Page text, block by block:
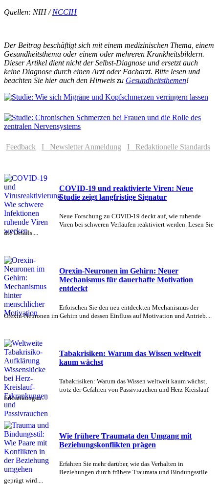
Quellen: NIH /NCCIH
Der Beitrag beschäftigt sich mit einem medizinischen Thema, einem
Gesundheitsthema oder einem oder mehreren Krankheitsbildern.
Dieser Artikel dient nicht der Selbst-Diagnose und ersetzt auch
keine Diagnose durch einen Arzt oder Facharzt. Bitte lesen und
beachten Sie hier auch den Hinweis zu Gesundheitsthemen!
Feedback I Newsletter Anmeldung I Redaktionelle Standards
COVID-19 und reaktivierte Viren: Neue
Studie zeigt langfristige Signatur
Neue Forschung zu COVID-19 deckt auf, wie ruhende
Viren bei schweren Verläufen reaktiviert werden. Lesen Sie
die Details....
Orexin-Neuronen im Gehirn: Neuer
Mechanismus für dauerhafte Motivation
entdeckt
Erforschen Sie den neu entdeckten Mechanismus der
Orexin-Neuronen im Gehirn und dessen Einfluss auf Motivation und Antrieb....
Tabakrisiken: Warum das Wissen weltweit
kaum wächst
Tabakrisiken: Warum das Wissen weltweit kaum wächst,
trotz der Gefahren von Passivrauchen und Herz-Kreislauf-
Erkrankungen....
Wie frühere Traumata den Umgang mit
Beziehungskonflikten prägen
Erfahren Sie mehr darüber, wie das Verhalten in
Beziehungen durch frühere Traumata und Bindungsstile
geprägt wird....